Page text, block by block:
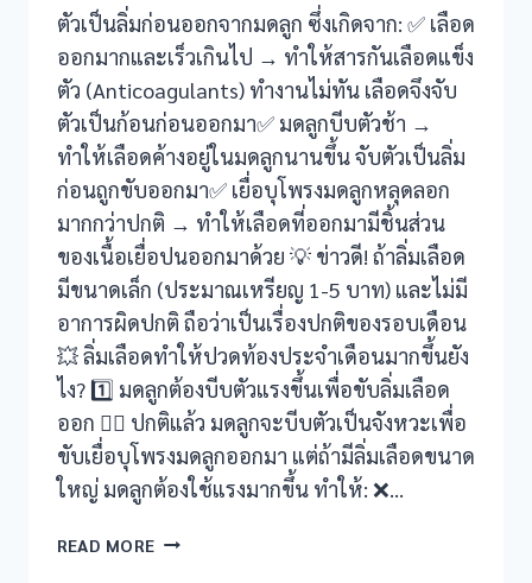
panel
panel
Panel
Panel
panel
panel
panel
satın al
al
panel
ตัวเป็นลิ่มก่อนออกจากมดลูก ซึ่งเกิดจาก: ✅ เลือด
ออกมากและเร็วเกินไป → ทำให้สารกันเลือดแข็ง
ตัว (Anticoagulants) ทำงานไม่ทัน เลือดจึงจับ
ตัวเป็นก้อนก่อนออกมา✅ มดลูกบีบตัวช้า →
ทำให้เลือดค้างอยู่ในมดลูกนานขึ้น จับตัวเป็นลิ่ม
ก่อนถูกขับออกมา✅ เยื่อบุโพรงมดลูกหลุดลอก
มากกว่าปกติ → ทำให้เลือดที่ออกมามีชิ้นส่วน
ของเนื้อเยื่อปนออกมาด้วย 💡 ข่าวดี! ถ้าลิ่มเลือด
มีขนาดเล็ก (ประมาณเหรียญ 1-5 บาท) และไม่มี
อาการผิดปกติ ถือว่าเป็นเรื่องปกติของรอบเดือน
💥 ลิ่มเลือดทำให้ปวดท้องประจำเดือนมากขึ้นยัง
ไง? 1️⃣ มดลูกต้องบีบตัวแรงขึ้นเพื่อขับลิ่มเลือด
ออก 🏋️‍♀️ ปกติแล้ว มดลูกจะบีบตัวเป็นจังหวะเพื่อ
ขับเยื่อบุโพรงมดลูกออกมา แต่ถ้ามีลิ่มเลือดขนาด
ใหญ่ มดลูกต้องใช้แรงมากขึ้น ทำให้: ❌…
READ MOREประจำ